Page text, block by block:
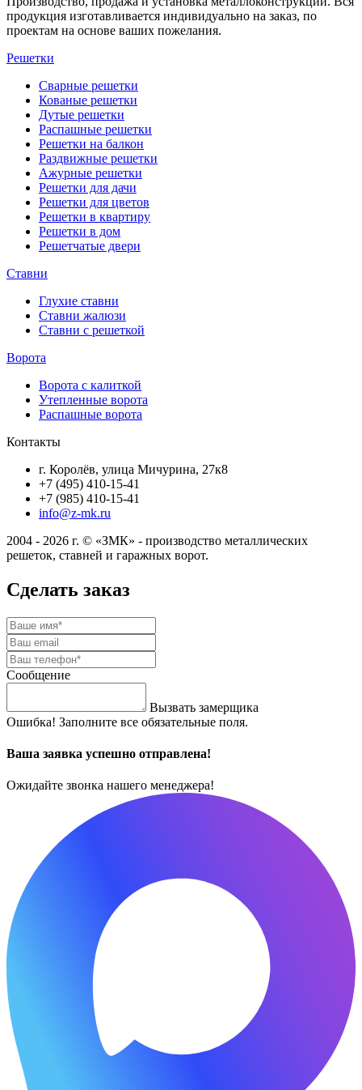
продукция изготавливается индивидуально на заказ, по
проектам на основе ваших пожелания.
Решетки
Сварные решетки
Кованые решетки
Дутые решетки
Распашные решетки
Решетки на балкон
Раздвижные решетки
Ажурные решетки
Решетки для дачи
Решетки для цветов
Решетки в квартиру
Решетки в дом
Решетчатые двери
Ставни
Глухие ставни
Ставни жалюзи
Ставни с решеткой
Ворота
Ворота с калиткой
Утепленные ворота
Распашные ворота
Контакты
г. Королёв, улица Мичурина, 27к8
+7 (495) 410-15-41
+7 (985) 410-15-41
info@z-mk.ru
2004 - 2026 г. © «ЗМК» - производство металлических
решеток, ставней и гаражных ворот.
Сделать заказ
Сообщение
Вызвать замерщика
Ошибка! Заполните все обязательные поля.
Ваша заявка успешно отправлена!
Ожидайте звонка нашего менеджера!